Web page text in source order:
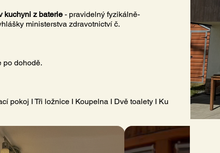
kuchyni z baterie- pravidelný fyzikálně-
ministerstva zdravotnictví č.
po dohodě.
pokoj I Tři ložnice I Koupelna I Dvě toalety I Kuchyně I